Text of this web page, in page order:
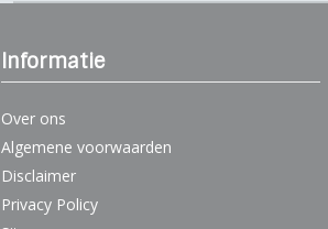
Informatie
Over ons
Algemene voorwaarden
Disclaimer
Privacy Policy